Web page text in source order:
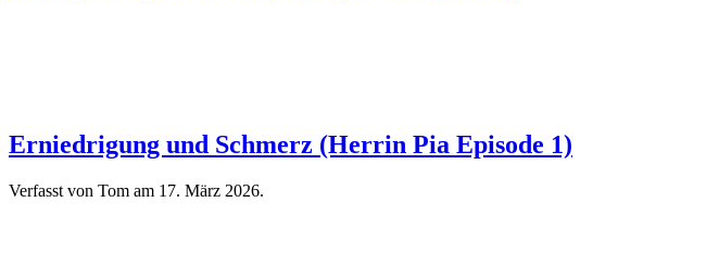
Erniedrigung und Schmerz (Herrin Pia Episode 1)
Verfasst von Tom am 17. März 2026.